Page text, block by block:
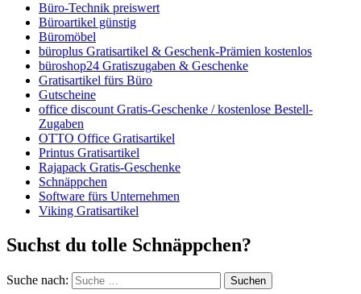
Büro-Technik preiswert
Büroartikel günstig
Büromöbel
büroplus Gratisartikel & Geschenk-Prämien kostenlos
büroshop24 Gratiszugaben & Geschenke
Gratisartikel fürs Büro
Gutscheine
office discount Gratis-Geschenke / kostenlose Bestell-
Zugaben
OTTO Office Gratisartikel
Printus Gratisartikel
Rajapack Gratis-Geschenke
Schnäppchen
Software fürs Unternehmen
Viking Gratisartikel
Suchst du tolle Schnäppchen?
Suche nach: Suchen